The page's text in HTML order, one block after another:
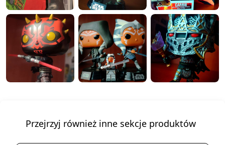
Przejrzyj również inne sekcje produktów